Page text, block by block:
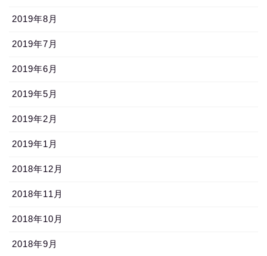
2019年8月
2019年7月
2019年6月
2019年5月
2019年2月
2019年1月
2018年12月
2018年11月
2018年10月
2018年9月